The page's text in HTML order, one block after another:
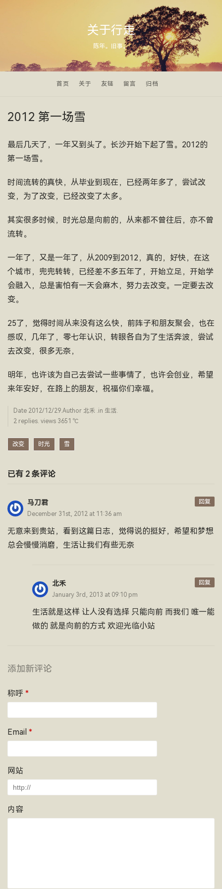
关于行走
陈年。旧事。
首页 关于 友链 留言 归档
2012 第一场雪
最后几天了，一年又到头了。长沙开始下起了雪。2012的
第一场雪。
时间流转的真快，从毕业到现在，已经两年多了，尝试改
变，为了改变，已经改变了太多。
其实很多时候，时光总是向前的，从来都不曾往后，亦不曾
流转。
一年了，又是一年了，从2009到2012，真的，好快，在这
个城市，兜兜转转，已经差不多五年了，开始立足，开始学
会融入，总是害怕有一天会麻木，努力去改变。一定要去改
变。
25了，觉得时间从来没有这么快，前阵子和朋友聚会，也在
感叹，几年了，零七年认识，转眼各自为了生活奔波，尝试
去改变，很多无奈，
明年，也许该为自己去尝试一些事情了，也许会创业，希望
来年安好，在路上的朋友，祝福你们幸福。
Date 2012/12/29.Author 北禾 .in 生活.
2 replies. views 3651 ­℃
改变 时光 雪
已有 2 条评论
马刀君
December 31st, 2012 at 11:36 am
无意来到贵站，看到这篇日志，觉得说的挺好，希望和梦想
总会慢慢消磨，生活让我们有些无奈
回复
北禾
January 3rd, 2013 at 09:10 pm
生活就是这样 让人没有选择 只能向前 而我们 唯一能
做的 就是向前的方式 欢迎光临小站
回复
添加新评论
称呼 *
Email *
网站
内容